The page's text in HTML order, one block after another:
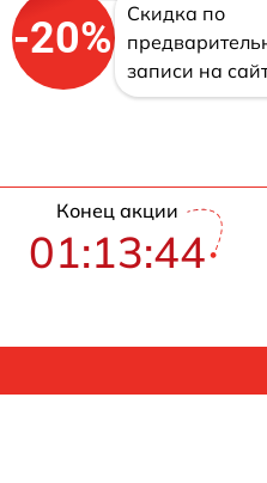
-20%
Скидка по
записи на
Конец акции
01:13:43